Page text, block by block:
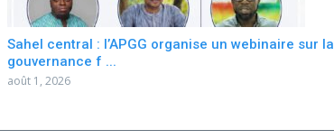
Sahel central : l’APGG organise un webinaire sur la
gouvernance f ...
août 1, 2026